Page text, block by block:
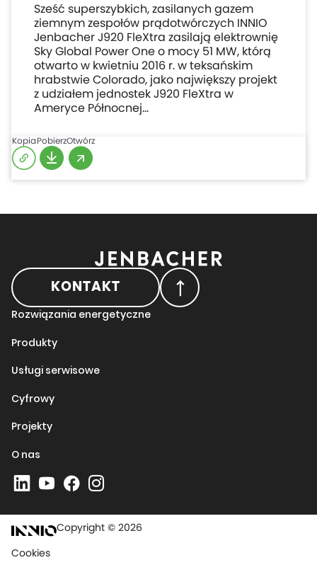
Sześć superszybkich, zasilanych gazem
ziemnym zespołów prądotwórczych INNIO
Jenbacher J920 FleXtra zasilają elektrownię
Sky Global Power One o mocy 51 MW, którą
otwarto w kwietniu 2016 r. w teksańskim
hrabstwie Colorado, jako największy projekt
z udziałem jednostek J920 FleXtra w
Ameryce Północnej…
KopiaPobierzOtwórz
KONTAKT
Rozwiązania energetyczne
Produkty
Usługi serwisowe
Cyfrowy
Projekty
O nas
Copyright © 2026
Cookies